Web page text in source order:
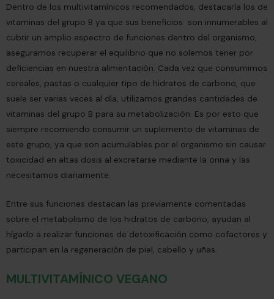
Dentro de los multivitamínicos recomendados, destacaría los de
vitaminas del grupo B ya que sus beneficios son innumerables al
cubrir un amplio espectro de funciones dentro del organismo,
aseguramos recuperar el equilibrio que no solemos tener por
deficiencias en nuestra alimentación. Cada vez que consumimos
cereales, pastas o cualquier tipo de hidratos de carbono, que
suele ser varias veces al día, utilizamos grandes cantidades de
vitaminas del grupo B para su metabolización. Es por esto que
siempre recomiendo consumir un suplemento de vitaminas de
este grupo, ya que son acumulables por el organismo sin causar
toxicidad en altas dosis al excretarse mediante la orina y las
necesitamos diariamente.
Entre sus funciones destacan las previamente comentadas
sobre el metabolismo de los hidratos de carbono, ayudan al
hígado a realizar funciones de detoxificación como cofactores y
participan en la regeneración de piel, cabello y uñas.
MULTIVITAMÍNICO VEGANO